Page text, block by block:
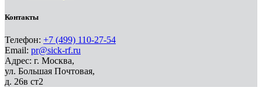
Контакты
Телефон: +7 (499) 110-27-54
Email: pr@sick-rf.ru
Адрес: г. Москва,
ул. Большая Почтовая,
д. 26в ст2